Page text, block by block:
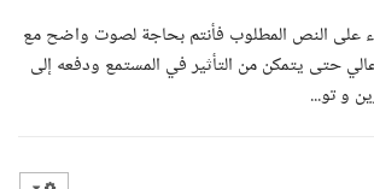
على النص المطلوب فأنتم بحاجة لصوت واضح مع
حتى يتمكن من التأثير في المستمع ودفعه إلى
و تو...